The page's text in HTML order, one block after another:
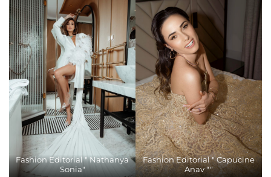
Fashion Editorial " Nathanya
Sonia"
Fashion Editorial " Capucine
Anav ""